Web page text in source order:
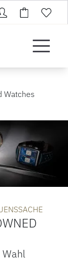
Watches